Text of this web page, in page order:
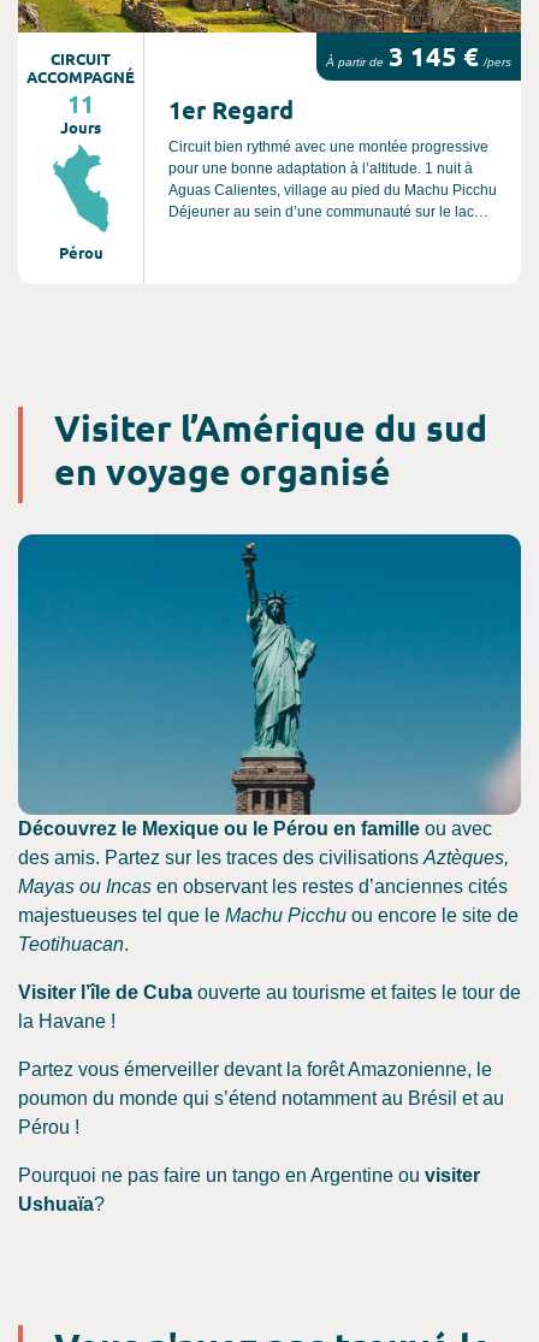
CIRCUIT
ACCOMPAGNÉ
11
Jours
Pérou
À partir de 3 145 € /pers
1er Regard
Circuit bien rythmé avec une montée progressive
pour une bonne adaptation à l’altitude. 1 nuit à
Aguas Calientes, village au pied du Machu Picchu
Déjeuner au sein d’une communauté sur le lac
Visiter l’Amérique du sud
en voyage organisé
Découvrez le Mexique ou le Pérou en famille ou avec
des amis. Partez sur les traces des civilisations Aztèques,
Mayas ou Incas en observant les restes d’anciennes cités
majestueuses tel que le Machu Picchu ou encore le site de
Teotihuacan.
Visiter l’île de Cuba ouverte au tourisme et faites le tour de
la Havane !
Partez vous émerveiller devant la forêt Amazonienne, le
poumon du monde qui s’étend notamment au Brésil et au
Pérou !
Pourquoi ne pas faire un tango en Argentine ou visiter
Ushuaïa?